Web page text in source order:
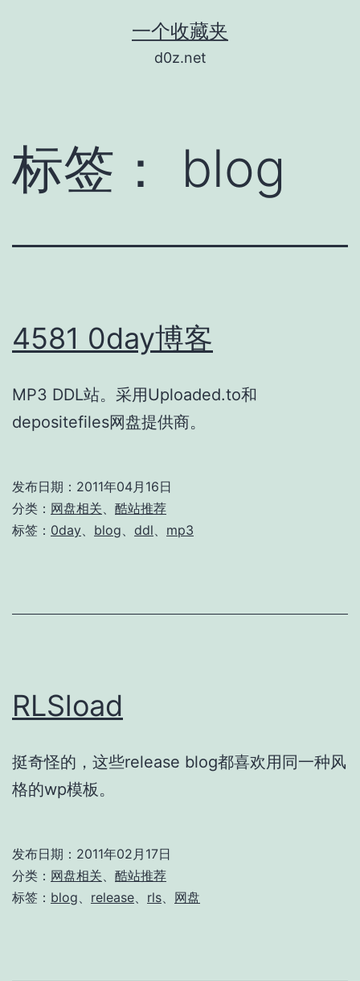
一个收藏夹
d0z.net
标签： blog
4581 0day博客
MP3 DDL站。采用Uploaded.to和
depositefiles网盘提供商。
发布日期： 2011年04月16日
分类： 网盘相关
酷站推荐
标签： 0day blog ddl mp3
RLSload
挺奇怪的，这些release blog都喜欢用同一种风
格的wp模板。
发布日期： 2011年02月17日
分类： 网盘相关
酷站推荐
标签： blog release rls 网盘